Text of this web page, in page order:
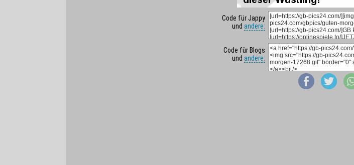
Code für Jappy
und andere:
Code für Blogs
und andere: